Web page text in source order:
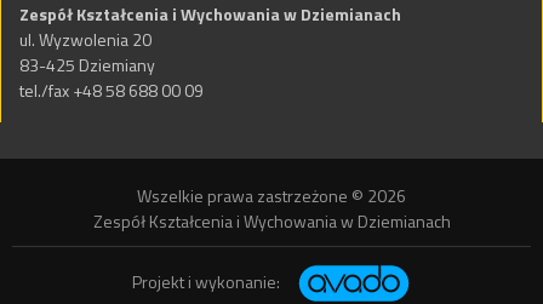
Zespół Kształcenia i Wychowania w Dziemianach
ul. Wyzwolenia 20
83-425 Dziemiany
tel./fax +48 58 688 00 09
Wszelkie prawa zastrzeżone © 2026
Zespół Kształcenia i Wychowania w Dziemianach
Projekt i wykonanie: